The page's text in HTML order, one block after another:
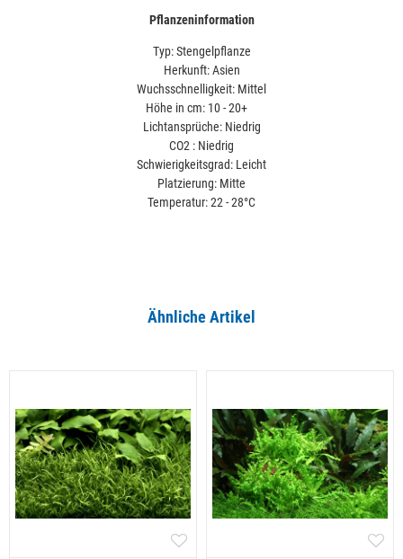
Pflanzeninformation
Typ: Stengelpflanze
Herkunft: Asien
Wuchsschnelligkeit: Mittel
Höhe in cm: 10 - 20+
Lichtansprüche: Niedrig
CO2 : Niedrig
Schwierigkeitsgrad: Leicht
Platzierung: Mitte
Temperatur: 22 - 28°C
Ähnliche Artikel